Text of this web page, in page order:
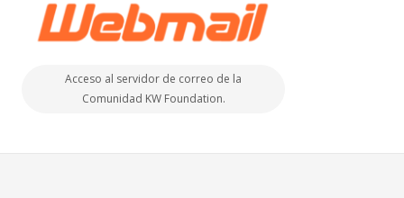
Acceso al servidor de correo de la
Comunidad KW Foundation.